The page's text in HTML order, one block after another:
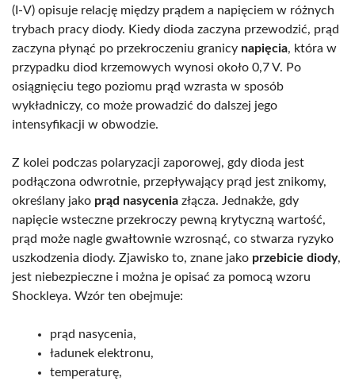
(I-V) opisuje relację między prądem a napięciem w różnych
trybach pracy diody. Kiedy dioda zaczyna przewodzić, prąd
zaczyna płynąć po przekroczeniu granicy napięcia, która w
przypadku diod krzemowych wynosi około 0,7 V. Po
osiągnięciu tego poziomu prąd wzrasta w sposób
wykładniczy, co może prowadzić do dalszej jego
intensyfikacji w obwodzie.
Z kolei podczas polaryzacji zaporowej, gdy dioda jest
podłączona odwrotnie, przepływający prąd jest znikomy,
określany jako prąd nasycenia złącza. Jednakże, gdy
napięcie wsteczne przekroczy pewną krytyczną wartość,
prąd może nagle gwałtownie wzrosnąć, co stwarza ryzyko
uszkodzenia diody. Zjawisko to, znane jako przebicie diody,
jest niebezpieczne i można je opisać za pomocą wzoru
Shockleya. Wzór ten obejmuje:
prąd nasycenia,
ładunek elektronu,
temperaturę,